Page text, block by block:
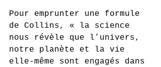
Pour emprunter une formule
de Collins, « la science
nous révèle que l’univers,
notre planète et la vie
elle-même sont engagés dans